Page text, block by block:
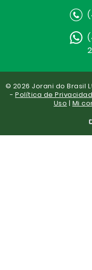
© 2026 Jorani do Brasil
- Política de Privacidad
Uso | Mi